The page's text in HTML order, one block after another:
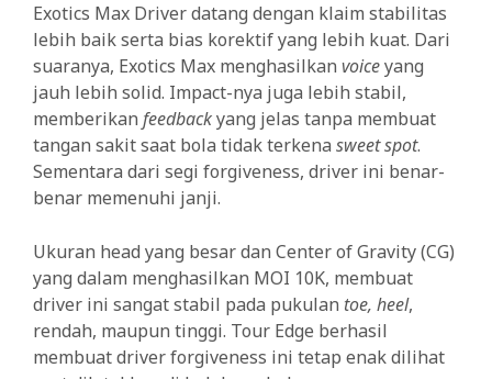
Exotics Max Driver datang dengan klaim stabilitas
lebih baik serta bias korektif yang lebih kuat. Dari
suaranya, Exotics Max menghasilkan voiceyang
jauh lebih solid. Impact-nya juga lebih stabil,
memberikan feedbackyang jelas tanpa membuat
tangan sakit saat bola tidak terkena sweet spot.
Sementara dari segi forgiveness, driver ini benar-
benar memenuhi janji.
Ukuran head yang besar dan Center of Gravity (CG)
yang dalam menghasilkan MOI 10K, membuat
driver ini sangat stabil pada pukulan toe, heel,
rendah, maupun tinggi. Tour Edge berhasil
membuat driver forgiveness ini tetap enak dilihat